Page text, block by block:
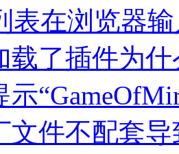
表在浏览器
载了插件为
示
文件不配套